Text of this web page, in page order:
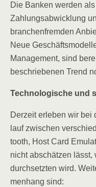
Die Ban­ken wer­den
Zah­lungs­ab­wick­lung
bran­chen­frem­den
Neue
Manage­ment, sind
beschrie­be­nen Trend
Tech­no­lo­gi­sche und
Der­zeit erle­ben wir
lauf zwi­schen
tooth, Host Card
nicht abschät­zen
durch­setz­ten wird.
men­hang sind: